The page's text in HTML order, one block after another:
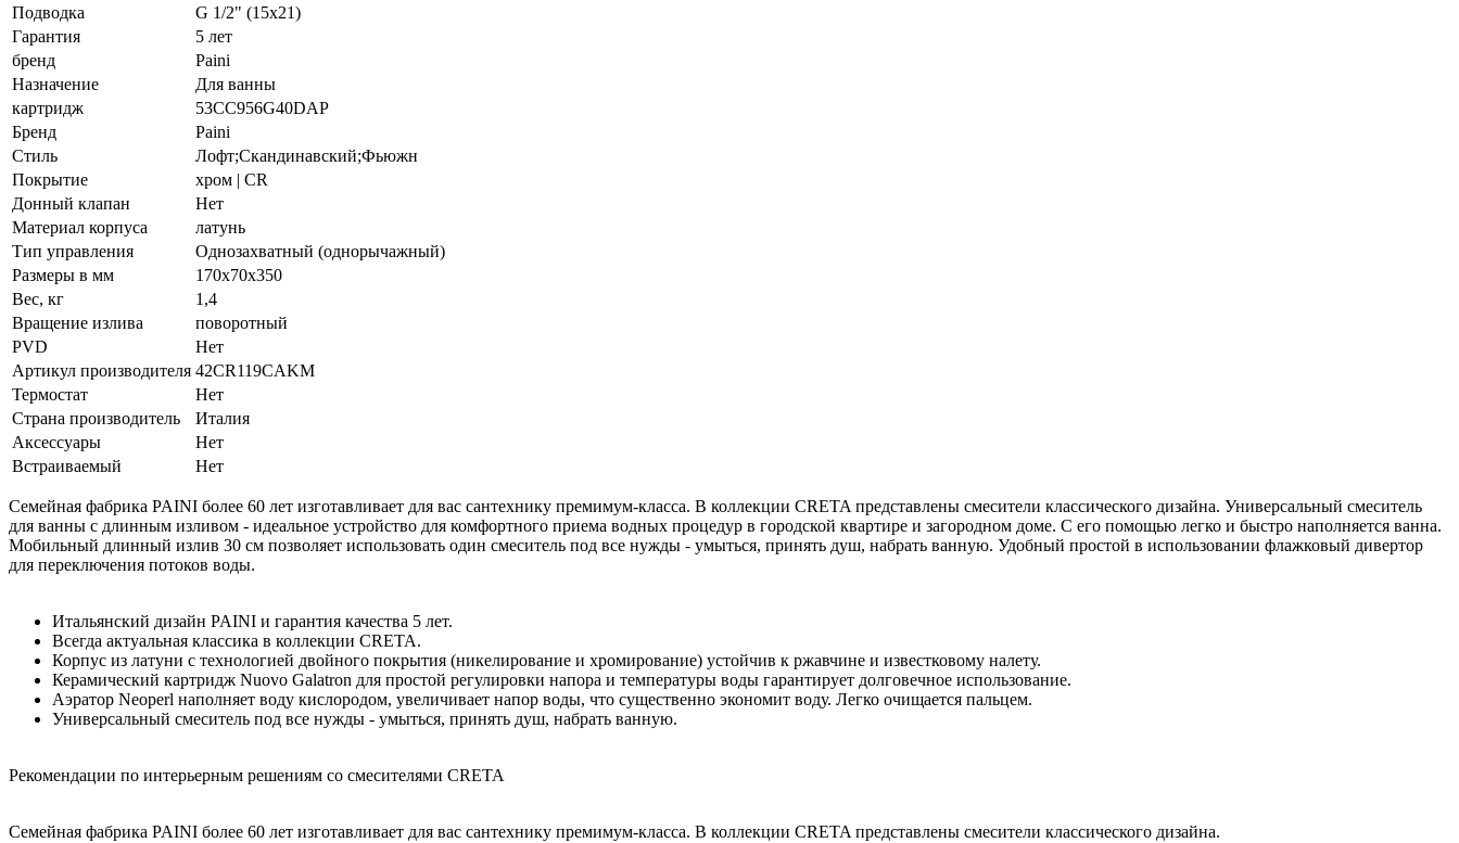
Подводка
G 1/2" (15x21)
Гарантия
5 лет
бренд
Paini
Назначение
Для ванны
картридж
53CC956G40DAP
Бренд
Paini
Стиль
Лофт;Скандинавский;Фьюжн
Покрытие
хром | CR
Донный клапан
Нет
Материал корпуса
латунь
Тип управления
Однозахватный (однорычажный)
Размеры в мм
170x70x350
Вес, кг
1,4
Вращение излива
поворотный
PVD
Нет
Артикул производителя 42CR119CAKM
Термостат
Нет
Страна производитель
Италия
Аксессуары
Нет
Встраиваемый
Нет
Семейная фабрика PAINI более 60 лет изготавливает для вас сантехнику премимум-класса. В коллекции CRETA представлены смесители классического дизайна. Универсальный смеситель
для ванны с длинным изливом - идеальное устройство для комфортного приема водных процедур в городской квартире и загородном доме. С его помощью легко и быстро наполняется ванна.
Мобильный длинный излив 30 см позволяет использовать один смеситель под все нужды - умыться, принять душ, набрать ванную. Удобный простой в использовании флажковый дивертор
для переключения потоков воды.
Итальянский дизайн PAINI и гарантия качества 5 лет.
Всегда актуальная классика в коллекции CRETA.
Корпус из латуни с технологией двойного покрытия (никелирование и хромирование) устойчив к ржавчине и известковому налету.
Керамический картридж Nuovo Galatron для простой регулировки напора и температуры воды гарантирует долговечное использование.
Аэратор Neoperl наполняет воду кислородом, увеличивает напор воды, что существенно экономит воду. Легко очищается пальцем.
Универсальный смеситель под все нужды - умыться, принять душ, набрать ванную.
Рекомендации по интерьерным решениям со смесителями CRETA
Семейная фабрика PAINI более 60 лет изготавливает для вас сантехнику премимум-класса. В коллекции CRETA представлены смесители классического дизайна.